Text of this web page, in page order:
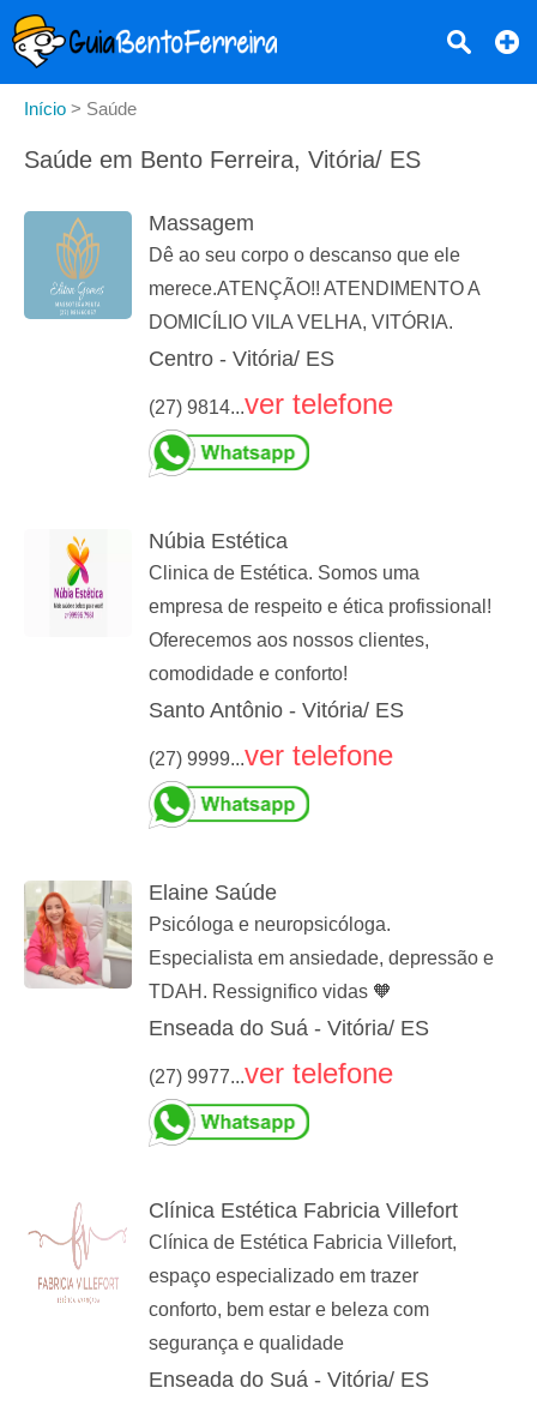
Início > Saúde
Saúde em Bento Ferreira, Vitória/ ES
Massagem
Dê ao seu corpo o descanso que ele
merece.ATENÇÃO!! ATENDIMENTO A
DOMICÍLIO VILA VELHA, VITÓRIA.
Centro - Vitória/ ES
(27) 9814...ver telefone
Núbia Estética
Clinica de Estética. Somos uma
empresa de respeito e ética profissional!
Oferecemos aos nossos clientes,
comodidade e conforto!
Santo Antônio - Vitória/ ES
(27) 9999...ver telefone
Elaine Saúde
Psicóloga e neuropsicóloga.
Especialista em ansiedade, depressão e
TDAH. Ressignifico vidas 🧡
Enseada do Suá - Vitória/ ES
(27) 9977...ver telefone
Clínica Estética Fabricia Villefort
Clínica de Estética Fabricia Villefort,
espaço especializado em trazer
conforto, bem estar e beleza com
segurança e qualidade
Enseada do Suá - Vitória/ ES